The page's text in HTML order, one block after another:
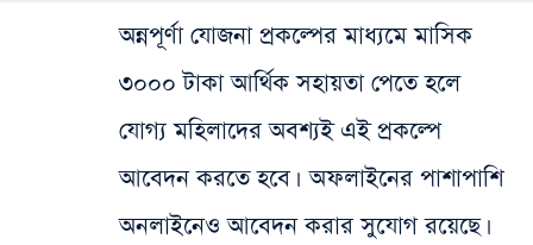
অন্নপূর্ণা যোজনা প্রকল্পের মাধ্যমে মাসিক
৩০০০ টাকা আর্থিক সহায়তা পেতে হলে
যোগ্য মহিলাদের অবশ্যই এই প্রকল্পে
আবেদন করতে হবে। অফলাইনের পাশাপাশি
অনলাইনেও আবেদন করার সুযোগ রয়েছে।